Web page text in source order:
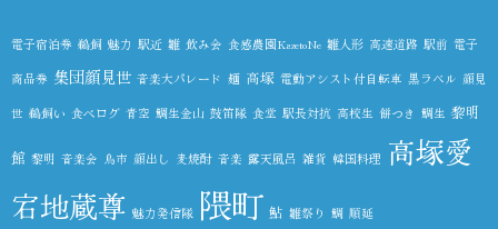
電子宿泊券 鵜飼 魅力 駅近 雛 飲み会 食感農園KazetoNe 雛人形 高速道路 駅前 電子
商品券 集団顔見世 音楽大パレード 麺 高塚 電動アシスト付自転車 黒ラベル 顔見
世 鵜飼い 食べログ 青空 鯛生金山 鼓笛隊 食堂 駅長対抗 高校生 餅つき 鯛生 黎明
館 黎明 音楽会 鳥市 顔出し 麦焼酎 音楽 露天風呂 雑貨 韓国料理 高塚愛
宕地蔵尊 魅力発信隊 隈町 鮎 雛祭り 鯛 順延